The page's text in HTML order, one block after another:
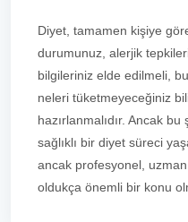
Diyet, tamamen kişiye
durumunuz, alerjik
bilgileriniz elde edilmeli,
neleri tüketmeyeceğiniz
hazırlanmalıdır. Ancak
sağlıklı bir diyet süreci
ancak profesyonel,
oldukça önemli bir konu